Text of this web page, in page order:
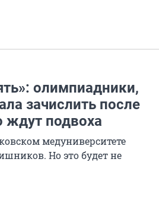
олимпиадники,
зачислить после
ждут подвоха
медуниверситете
Но это будет не